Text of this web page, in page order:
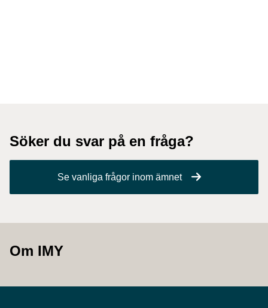
Söker du svar på en fråga?
Se vanliga frågor inom ämnet
Om IMY